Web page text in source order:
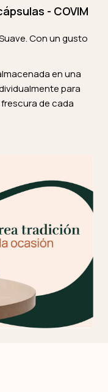
- COVIM
Con un gusto
en una
para
de cada